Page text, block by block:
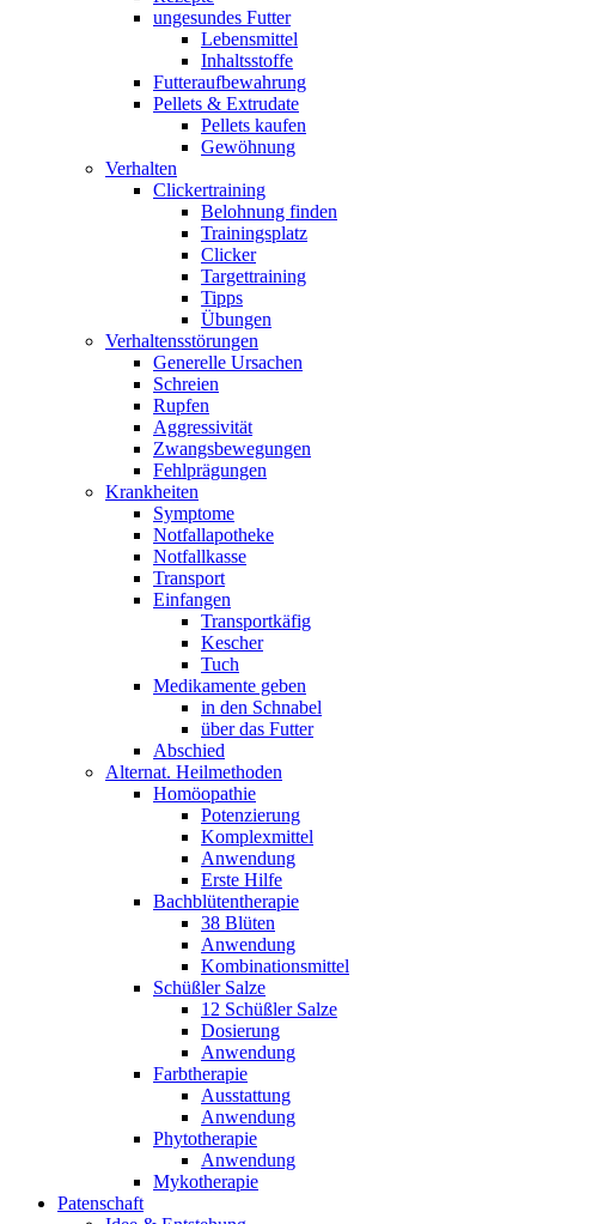
ungesundes Futter
Lebensmittel
Inhaltsstoffe
Futteraufbewahrung
Pellets & Extrudate
Pellets kaufen
Gewöhnung
Verhalten
Clickertraining
Belohnung finden
Trainingsplatz
Clicker
Targettraining
Tipps
Übungen
Verhaltensstörungen
Generelle Ursachen
Schreien
Rupfen
Aggressivität
Zwangsbewegungen
Fehlprägungen
Krankheiten
Symptome
Notfallapotheke
Notfallkasse
Transport
Einfangen
Transportkäfig
Kescher
Tuch
Medikamente geben
in den Schnabel
über das Futter
Abschied
Alternat. Heilmethoden
Homöopathie
Potenzierung
Komplexmittel
Anwendung
Erste Hilfe
Bachblütentherapie
38 Blüten
Anwendung
Kombinationsmittel
Schüßler Salze
12 Schüßler Salze
Dosierung
Anwendung
Farbtherapie
Ausstattung
Anwendung
Phytotherapie
Anwendung
Mykotherapie
Patenschaft